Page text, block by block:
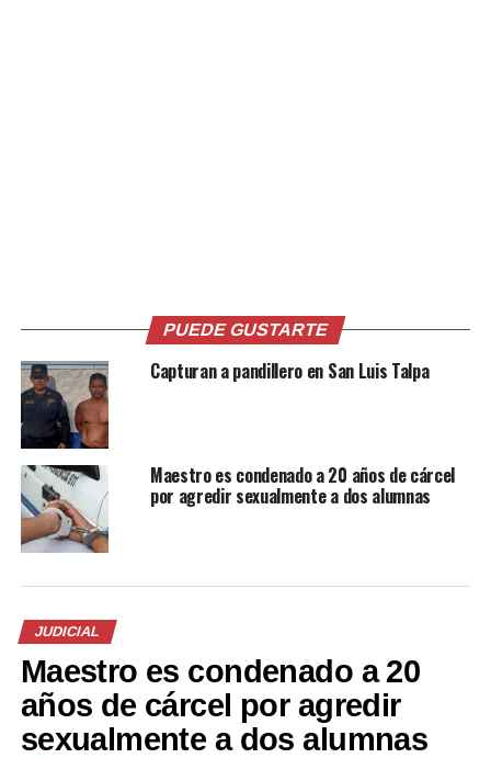
PUEDE GUSTARTE
Capturan a pandillero en San Luis Talpa
Maestro es condenado a 20 años de cárcel
por agredir sexualmente a dos alumnas
JUDICIAL
Maestro es condenado a 20
años de cárcel por agredir
sexualmente a dos alumnas